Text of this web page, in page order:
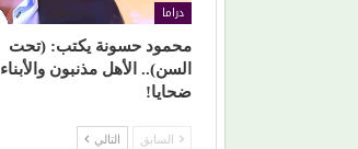
دراما
محمود حسونة يكتب: (تحت
السن).. الأهل مذنبون والأبناء
ضحايا!
السابق التالي